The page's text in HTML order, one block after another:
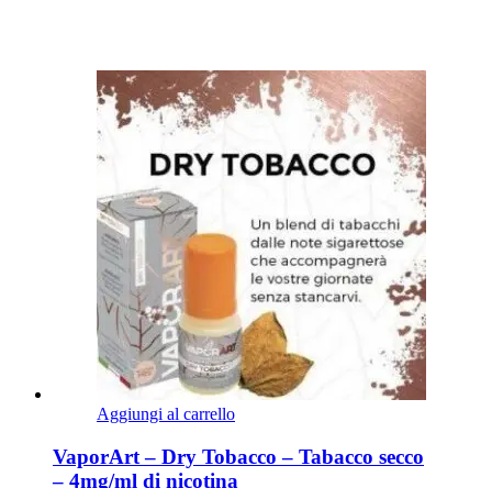
Aggiungi al carrello
VaporArt – Dry Tobacco – Tabacco secco
– 4mg/ml di nicotina